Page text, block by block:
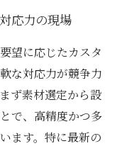
応力の現場
望に応じたカスタ
な対応力が競争力
ず素材選定から設
で、高精度かつ多
ます。特に最新の